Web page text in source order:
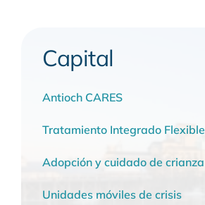
Capital
Antioch CARES
Tratamiento Integrado Flexible
Adopción y cuidado de crianza
Unidades móviles de crisis